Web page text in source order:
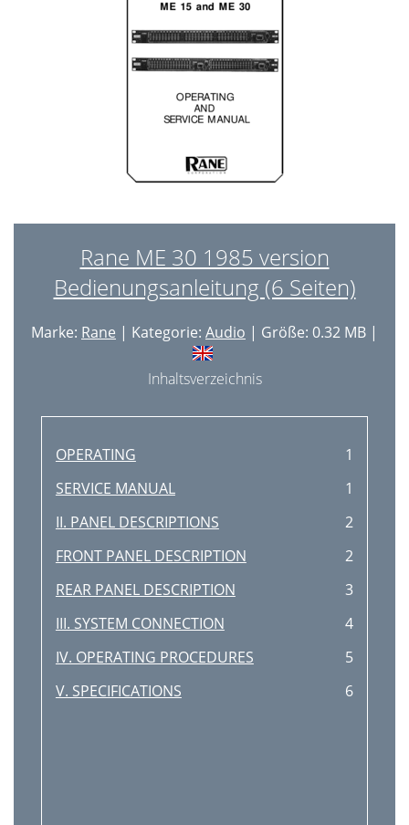
Rane ME 30 1985 version
Bedienungsanleitung (6 Seiten)
Marke: Rane | Kategorie: Audio | Größe: 0.32 MB |
Inhaltsverzeichnis
OPERATING
1
SERVICE MANUAL
1
II. PANEL DESCRIPTIONS
2
FRONT PANEL DESCRIPTION
2
REAR PANEL DESCRIPTION
3
III. SYSTEM CONNECTION
4
IV. OPERATING PROCEDURES
5
V. SPECIFICATIONS
6